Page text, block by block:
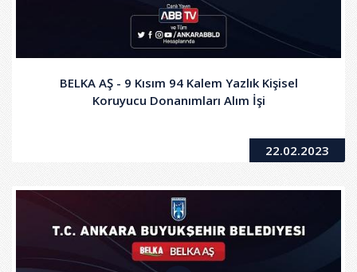
BELKA AŞ - 9 Kısım 94 Kalem Yazlık Kişisel
Koruyucu Donanımları Alım İşi
22.02.2023